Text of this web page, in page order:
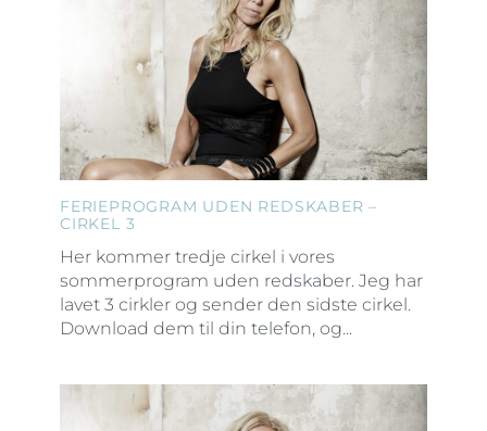
FERIEPROGRAM UDEN REDSKABER –
CIRKEL 3
Her kommer tredje cirkel i vores
sommerprogram uden redskaber. Jeg har
lavet 3 cirkler og sender den sidste cirkel.
Download dem til din telefon, og...